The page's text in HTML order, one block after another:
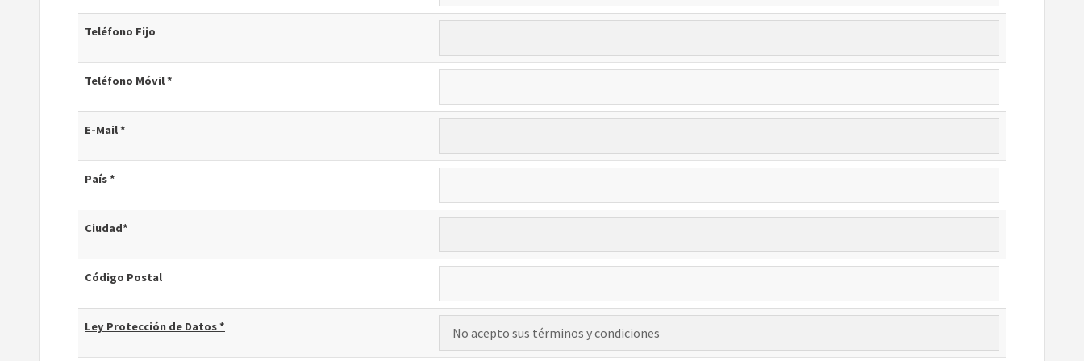
Teléfono Fijo
Teléfono Móvil *
E-Mail *
País *
Ciudad*
Código Postal
Ley Protección de Datos *